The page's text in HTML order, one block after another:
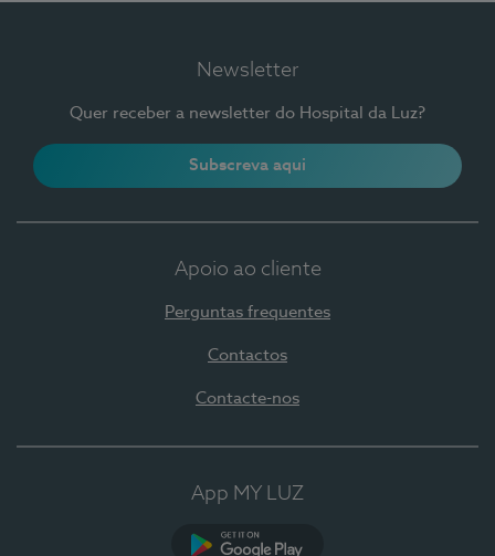
Newsletter
Quer receber a newsletter do Hospital da Luz?
Subscreva aqui
Apoio ao cliente
Perguntas frequentes
Contactos
Contacte-nos
App MY LUZ